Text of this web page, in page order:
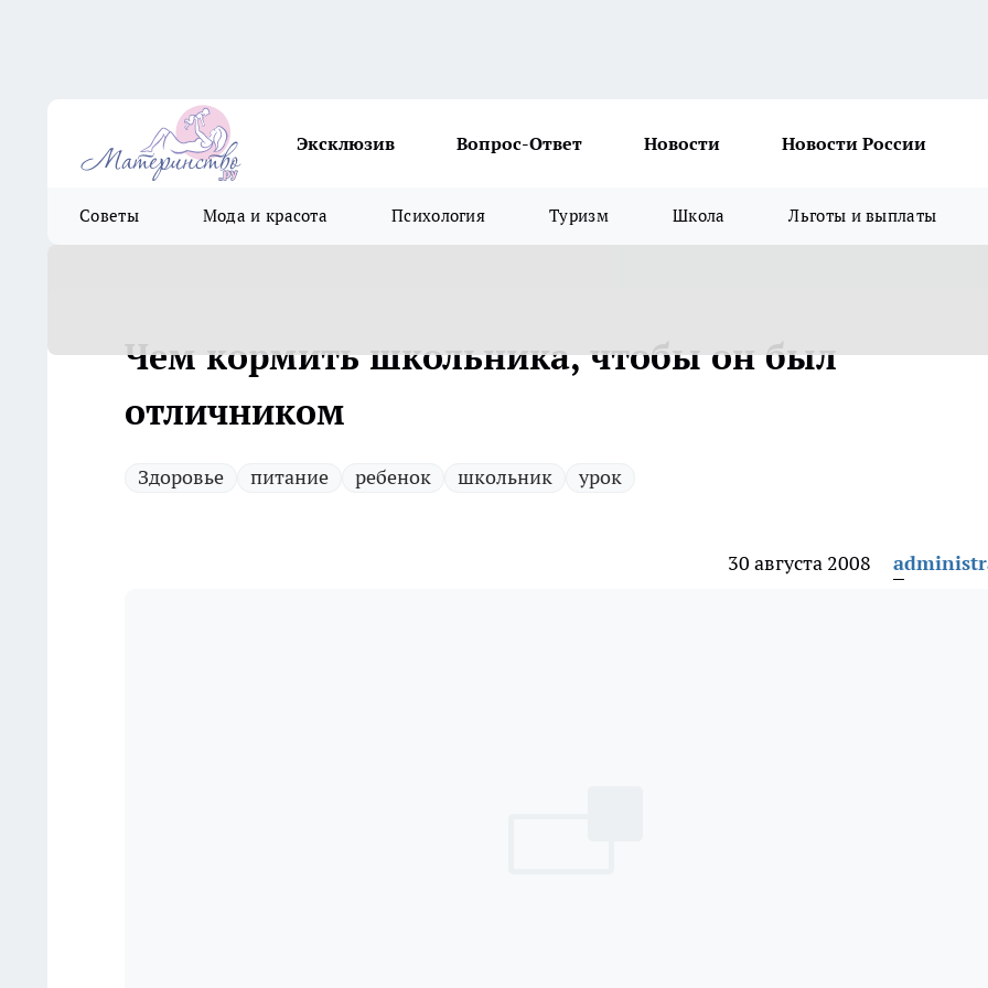
Эксклюзив Вопрос-Ответ Новости Новости России
Советы Мода и красота Психология Туризм Школа Льготы и выплаты
Чем кормить школьника, чтобы он был
отличником
Здоровье питание ребенок школьник урок
30 августа 2008